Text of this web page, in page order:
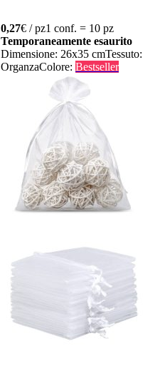
0,27€ / pz1 conf. = 10 pz
Temporaneamente esaurito
Dimensione: 26x35 cmTessuto:
OrganzaColore: Bestseller